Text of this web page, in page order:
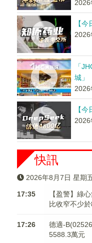
【
「
城」
【
快訊
2026年8月7日 星期
17:35
【盈警】綠
比收窄不少
17:26
德適-
5588.3萬元